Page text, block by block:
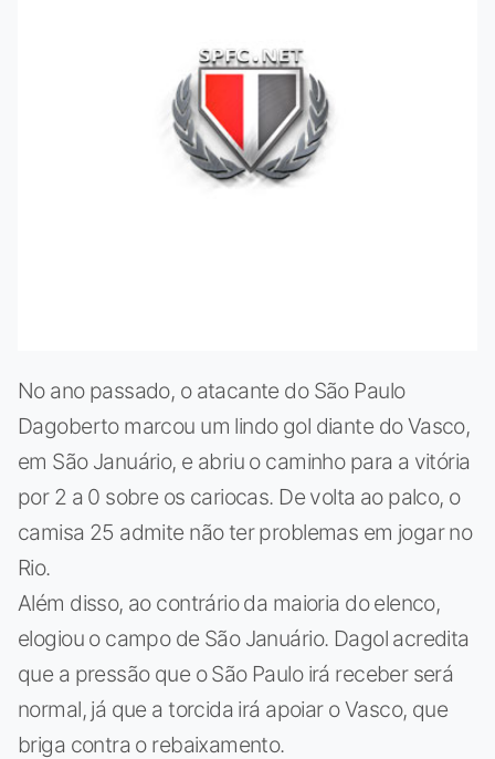
No ano passado, o atacante do São Paulo
Dagoberto marcou um lindo gol diante do Vasco,
em São Januário, e abriu o caminho para a vitória
por 2 a 0 sobre os cariocas. De volta ao palco, o
camisa 25 admite não ter problemas em jogar no
Rio.
Além disso, ao contrário da maioria do elenco,
elogiou o campo de São Januário. Dagol acredita
que a pressão que o São Paulo irá receber será
normal, já que a torcida irá apoiar o Vasco, que
briga contra o rebaixamento.